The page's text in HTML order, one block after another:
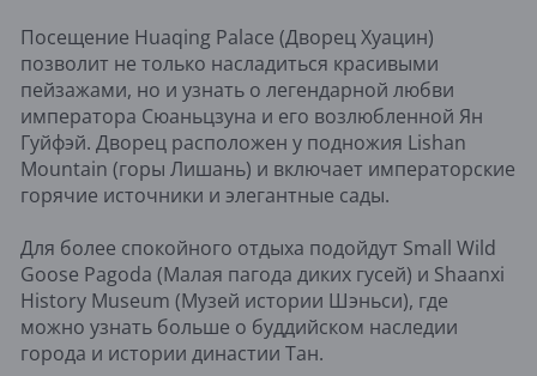
Посещение Huaqing Palace (Дворец Хуацин)
позволит не только насладиться красивыми
пейзажами, но и узнать о легендарной любви
императора Сюаньцзуна и его возлюбленной Ян
Гуйфэй. Дворец расположен у подножия Lishan
Mountain (горы Лишань) и включает императорские
горячие источники и элегантные сады.
Для более спокойного отдыха подойдут Small Wild
Goose Pagoda (Малая пагода диких гусей) и Shaanxi
History Museum (Музей истории Шэньси), где
можно узнать больше о буддийском наследии
города и истории династии Тан.